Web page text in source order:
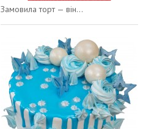
Замовила торт — він...